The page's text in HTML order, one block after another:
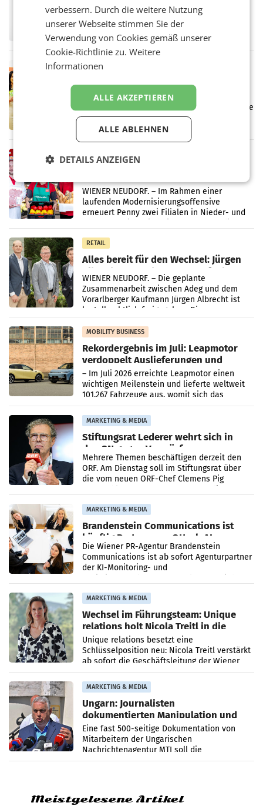
überraschend viel Gewinn
UNTERFÖHRING/MAILAND/AMSTERDAM. Der
Fernsehkonzern ProSiebenSat.1 hat im
Frühjahr dank Kostensenkungen operativ
wieder Gewinn gemacht und die
Markterwartung deutlich übertroffen.
RETAIL
Eine Bühne für Zirkularität: ARA und
Müller informieren am POS über
Über den gesamten August hinweg rücken die
Altstoff Recycling Austria AG (ARA) und der
Handelskonzern Müller die Initiative
„Kreislauf-Helden“ in allen österreichischen
Ober- und Niederösterreich
WIENER NEUDORF. – Im Rahmen einer
laufenden Modernisierungsoffensive
erneuert Penny zwei Filialen in Nieder- und
RETAIL
Alles bereit für den Wechsel: Jürgen
Albrecht setzt ab 1.1.2027 auf Adeg
WIENER NEUDORF. – Die geplante
Zusammenarbeit zwischen Adeg und dem
Vorarlberger Kaufmann Jürgen Albrecht ist
kartellrechtlich freigegeben: Die
Bundeswettbewerbsbehörde und der
Bundeskartellanwalt
MOBILITY BUSINESS
Rekordergebnis im Juli: Leapmotor
verdoppelt Auslieferungen und
überschreitet die 100.000er-Marke
– Im Juli 2026 erreichte Leapmotor einen
wichtigen Meilenstein und lieferte weltweit
101.267 Fahrzeuge aus, womit sich das
Ergebnis gegenüber Juli 2025 mehr als
verdoppelte (+102
MARKETING & MEDIA
Stiftungsrat Lederer wehrt sich in
den SN gegen Vorwürfe
Mehrere Themen beschäftigen derzeit den
ORF. Am Dienstag soll im Stiftungsrat über
die vom neuen ORF-Chef Clemens Pig
MARKETING & MEDIA
Brandenstein Communications ist
künftig Partner von OtterlyAI
Die Wiener PR-Agentur Brandenstein
Communications ist ab sofort Agenturpartner
der KI-Monitoring- und
MARKETING & MEDIA
Wechsel im Führungsteam: Unique
relations holt Nicola Treitl in die
Geschäftsleitung
Unique relations besetzt eine
Schlüsselposition neu: Nicola Treitl verstärkt
ab sofort die Geschäftsleitung der Wiener
PR-Agentur an der Seite von Josef Kalina und
Anna Kalina-Mahr.
MARKETING & MEDIA
Ungarn: Journalisten
dokumentierten Manipulation und
Zensur
Eine fast 500-seitige Dokumentation von
Mitarbeitern der Ungarischen
Nachrichtenagentur MTI soll die
systematische Nachrichten-Manipulation und
Meistgelesene Artikel
verbessern. Durch die weitere Nutzung
unserer Webseite stimmen Sie der
Verwendung von Cookies gemäß unserer
Cookie-Richtlinie zu.Weitere
Informationen
ALLE AKZEPTIEREN
ALLE ABLEHNEN
DETAILS ANZEIGEN